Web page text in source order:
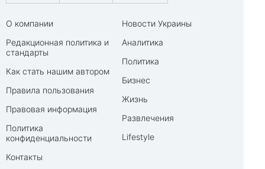
О компании
Редакционная политика и
стандарты
Как стать нашим автором
Правила пользования
Правовая информация
Политика
конфиденциальности
Контакты
Новости Украины
Аналитика
Политика
Бизнес
Жизнь
Развлечения
Lifestyle